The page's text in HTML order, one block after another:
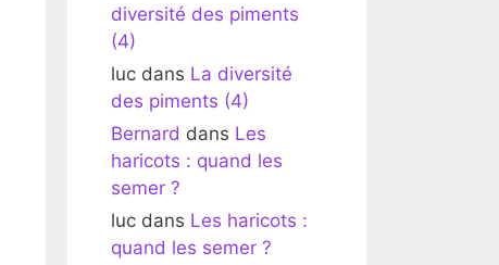
diversité des piments
(4)
luc dans La diversité
des piments (4)
Bernard dans Les
haricots : quand les
semer ?
luc dans Les haricots :
quand les semer ?